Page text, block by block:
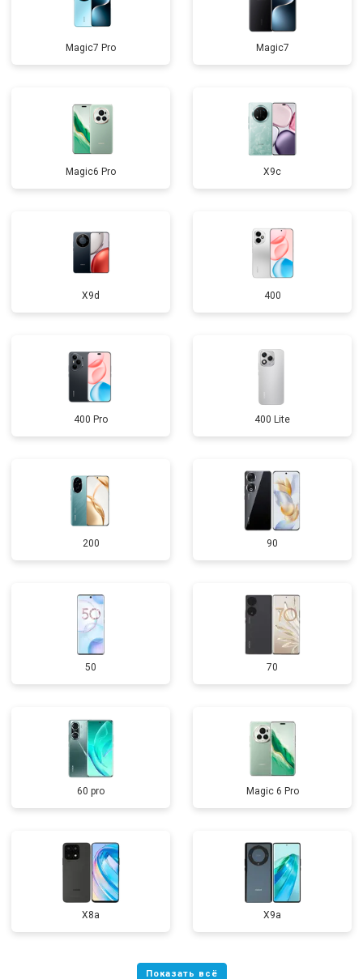
Magic7 Pro Magic7
Magic6 Pro X9c
X9d 400
400 Pro 400 Lite
200 90
50 70
60 pro Magic 6 Pro
X8a X9a